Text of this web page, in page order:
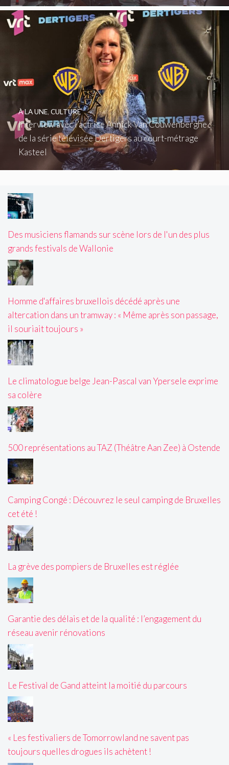
Interview avec l’actrice Annick Van Couwenberghe :
de la série télévisée Dertigers au court-métrage
Kasteel
À LA UNE, CULTURE
Des musiciens flamands sur scène lors de l'un des plus
grands festivals de Wallonie
Homme d'affaires bruxellois décédé après une
altercation dans un tramway : « Même après son passage,
il souriait toujours »
Le climatologue belge Jean-Pascal van Ypersele exprime
sa colère
500 représentations au TAZ (Théâtre Aan Zee) à Ostende
Camping Congé : Découvrez le seul camping de Bruxelles
cet été !
La grève des pompiers de Bruxelles est réglée
Garantie des délais et de la qualité : l’engagement du
réseau avenir rénovations
Le Festival de Gand atteint la moitié du parcours
« Les festivaliers de Tomorrowland ne savent pas
toujours quelles drogues ils achètent !